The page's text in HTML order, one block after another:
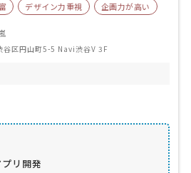
デザイン力重視 企画力が高い
谷区円山町5-5 Navi渋谷V 3F
リ開発